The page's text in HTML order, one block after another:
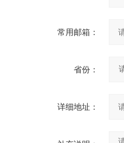
常用邮箱：
省份：
详细地址：